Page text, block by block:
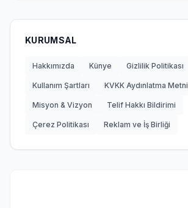
KURUMSAL
Hakkımızda Künye Gizlilik Politikası
Kullanım Şartları KVKK Aydınlatma Metni
Misyon & Vizyon Telif Hakkı Bildirimi
Çerez Politikası Reklam ve İş Birliği